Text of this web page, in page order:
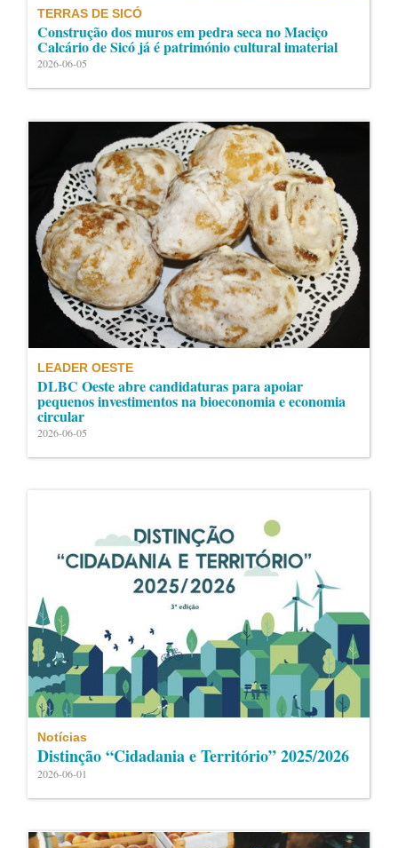
TERRAS DE SICÓ
Construção dos muros em pedra seca no Maciço
Calcário de Sicó já é património cultural imaterial
2026-06-05
LEADER OESTE
DLBC Oeste abre candidaturas para apoiar
pequenos investimentos na bioeconomia e economia
circular
2026-06-05
Notícias
Distinção “Cidadania e Território” 2025/2026
2026-06-01